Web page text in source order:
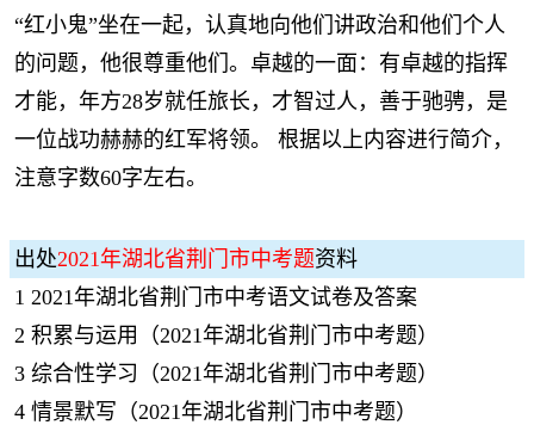
“红小鬼”坐在一起，认真地向他们讲政治和他们个人
的问题，他很尊重他们。卓越的一面：有卓越的指挥
才能，年方28岁就任旅长，才智过人，善于驰骋，是
一位战功赫赫的红军将领。 根据以上内容进行简介，
注意字数60字左右。
出处2021年湖北省荆门市中考题资料
1 2021年湖北省荆门市中考语文试卷及答案
2 积累与运用（2021年湖北省荆门市中考题）
3 综合性学习（2021年湖北省荆门市中考题）
4 情景默写（2021年湖北省荆门市中考题）